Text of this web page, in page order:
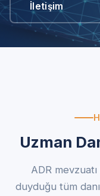
İletişim
Uzman
ADR
duyduğu tüm